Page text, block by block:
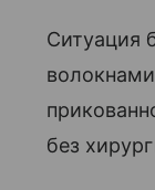
Ситуация
без